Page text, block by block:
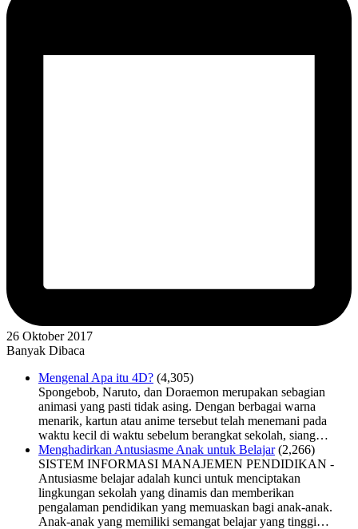
26 Oktober 2017
Banyak Dibaca
Mengenal Apa itu 4D? (4,305)
Spongebob, Naruto, dan Doraemon merupakan sebagian
animasi yang pasti tidak asing. Dengan berbagai warna
menarik, kartun atau anime tersebut telah menemani pada
waktu kecil di waktu sebelum berangkat sekolah, siang…
Menghadirkan Antusiasme Anak untuk Belajar (2,266)
SISTEM INFORMASI MANAJEMEN PENDIDIKAN -
Antusiasme belajar adalah kunci untuk menciptakan
lingkungan sekolah yang dinamis dan memberikan
pengalaman pendidikan yang memuaskan bagi anak-anak.
Anak-anak yang memiliki semangat belajar yang tinggi…